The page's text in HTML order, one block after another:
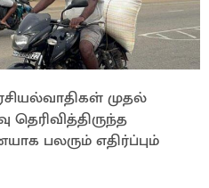
முதல்
பலரும் எதிர்ப்பும்